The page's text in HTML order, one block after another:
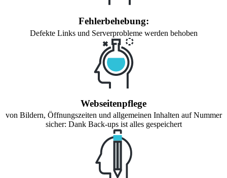
Fehlerbehebung:
Defekte Links und Serverprobleme werden behoben
Webseitenpflege
von Bildern, Öffnungszeiten und allgemeinen Inhalten auf Nummer
sicher: Dank Back-ups ist alles gespeichert